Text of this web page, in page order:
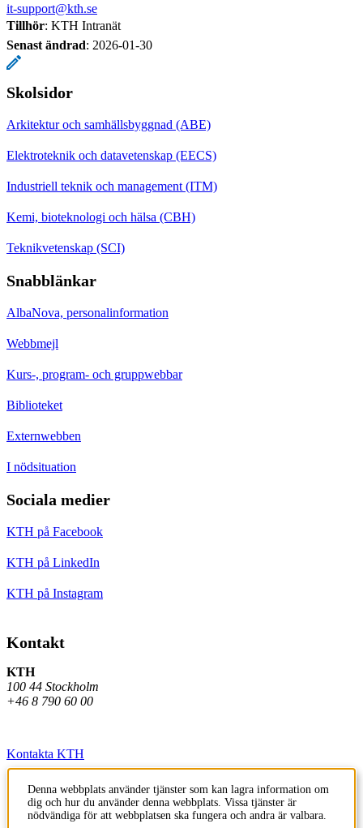
it-support@kth.se
Tillhör: KTH Intranät
Senast ändrad: 2026-01-30
Skolsidor
Arkitektur och samhällsbyggnad (ABE)
Elektroteknik och datavetenskap (EECS)
Industriell teknik och management (ITM)
Kemi, bioteknologi och hälsa (CBH)
Teknikvetenskap (SCI)
Snabblänkar
AlbaNova, personalinformation
Webbmejl
Kurs-, program- och gruppwebbar
Biblioteket
Externwebben
I nödsituation
Sociala medier
KTH på Facebook
KTH på LinkedIn
KTH på Instagram
Kontakt
KTH
100 44 Stockholm
+46 8 790 60 00
Kontakta KTH
Jobba på KTH
Press och media
Denna webbplats använder tjänster som kan lagra information om
dig och hur du använder denna webbplats. Vissa tjänster är
nödvändiga för att webbplatsen ska fungera och andra är valbara.